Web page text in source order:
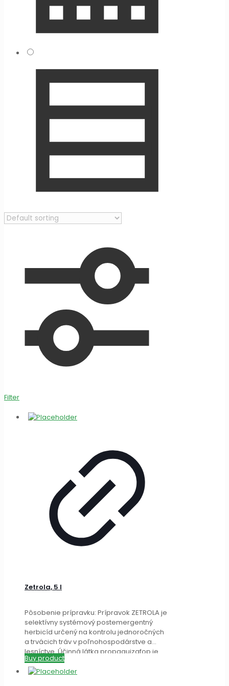
Filter
Zetrola, 5 l
Pôsobenie prípravku: Prípravok ZETROLA je
selektívny systémový postemergentný
herbicíd určený na kontrolu jednoročných
a trvácich tráv v poľnohospodárstve a
lesníctve. Účinná látka propaquizafop je
absorbovaná listami
Buy product